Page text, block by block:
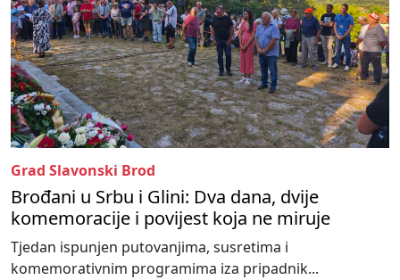
Grad Slavonski Brod
Brođani u Srbu i Glini: Dva dana, dvije
komemoracije i povijest koja ne miruje
Tjedan ispunjen putovanjima, susretima i
komemorativnim programima iza pripadnik...